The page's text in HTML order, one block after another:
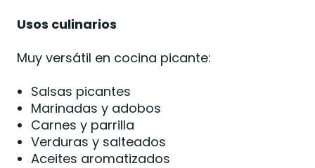
Usos culinarios
Muy versátil en cocina picante:
Salsas picantes
Marinadas y adobos
Carnes y parrilla
Verduras y salteados
Aceites aromatizados